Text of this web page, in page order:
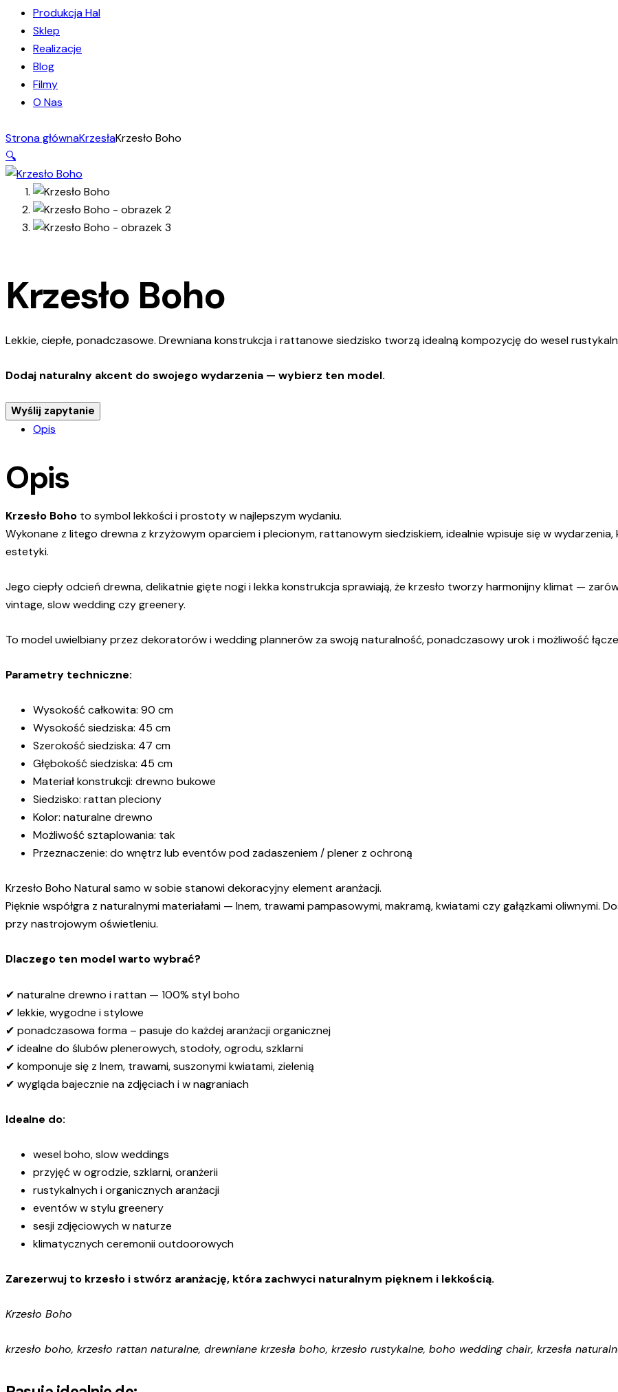
Produkcja Hal
Sklep
Realizacje
Blog
Filmy
O Nas
Strona głównaKrzesłaKrzesło Boho
🔍
Krzesło Boho
Lekkie, ciepłe, ponadczasowe. Drewniana konstrukcja i rattanowe siedzisko tworzą idealną kompozycję do wesel
Dodaj naturalny akcent do swojego wydarzenia — wybierz ten model.
Wyślij zapytanie
Opis
Opis
Krzesło Boho to symbol lekkości i prostoty w najlepszym wydaniu.
Wykonane z litego drewna z krzyżowym oparciem i plecionym, rattanowym siedziskiem, idealnie wpisuje się w
estetyki.
Jego ciepły odcień drewna, delikatnie gięte nogi i lekka konstrukcja sprawiają, że krzesło tworzy harmonijny klimat —
vintage, slow wedding czy greenery.
To model uwielbiany przez dekoratorów i wedding plannerów za swoją naturalność, ponadczasowy urok i możliwość
Parametry techniczne:
Wysokość całkowita: 90 cm
Wysokość siedziska: 45 cm
Szerokość siedziska: 47 cm
Głębokość siedziska: 45 cm
Materiał konstrukcji: drewno bukowe
Siedzisko: rattan pleciony
Kolor: naturalne drewno
Możliwość sztaplowania: tak
Przeznaczenie: do wnętrz lub eventów pod zadaszeniem / plener z ochroną
Krzesło Boho Natural samo w sobie stanowi dekoracyjny element aranżacji.
Pięknie współgra z naturalnymi materiałami — lnem, trawami pampasowymi, makramą, kwiatami czy gałązkami oliwnymi.
przy nastrojowym oświetleniu.
Dlaczego ten model warto wybrać?
✔ naturalne drewno i rattan — 100% styl boho
✔ lekkie, wygodne i stylowe
✔ ponadczasowa forma – pasuje do każdej aranżacji organicznej
✔ idealne do ślubów plenerowych, stodoły, ogrodu, szklarni
✔ komponuje się z lnem, trawami, suszonymi kwiatami, zielenią
✔ wygląda bajecznie na zdjęciach i w nagraniach
Idealne do:
wesel boho, slow weddings
przyjęć w ogrodzie, szklarni, oranżerii
rustykalnych i organicznych aranżacji
eventów w stylu greenery
sesji zdjęciowych w naturze
klimatycznych ceremonii outdoorowych
Zarezerwuj to krzesło i stwórz aranżację, która zachwyci naturalnym pięknem i lekkością.
Krzesło Boho
krzesło boho, krzesło rattan naturalne, drewniane krzesła boho, krzesło rustykalne, boho wedding chair, krzesła